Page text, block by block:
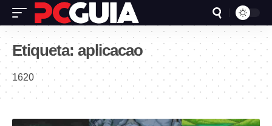
Etiqueta: aplicacao
1620